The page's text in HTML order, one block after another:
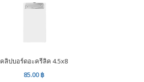
คลิปบอร์ดอะครีลิค 4.5x8
85.00 ฿